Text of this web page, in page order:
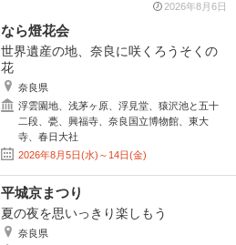
2026年8月6日
なら燈花会
世界遺産の地、奈良に咲くろうそくの
花
奈良県
浮雲園地、浅茅ヶ原、浮見堂、猿沢池と五十
二段、甍、興福寺、奈良国立博物館、東大
寺、春日大社
2026年8月5日(水)～14日(金)
平城京まつり
夏の夜を思いっきり楽しもう
奈良県